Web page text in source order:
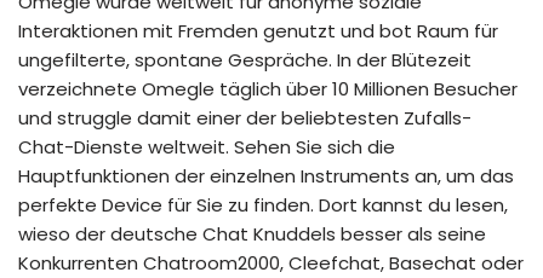
Interaktionen mit Fremden genutzt und bot Raum für
ungefilterte, spontane Gespräche. In der Blütezeit
verzeichnete Omegle täglich über 10 Millionen Besucher
und struggle damit einer der beliebtesten Zufalls-
Chat-Dienste weltweit. Sehen Sie sich die
Hauptfunktionen der einzelnen Instruments an, um das
perfekte Device für Sie zu finden. Dort kannst du lesen,
wieso der deutsche Chat Knuddels besser als seine
Konkurrenten Chatroom2000, Cleefchat, Basechat oder